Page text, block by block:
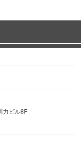
的ですが、
う4種（緑・白・
おすすめからウェ
力ビル8F